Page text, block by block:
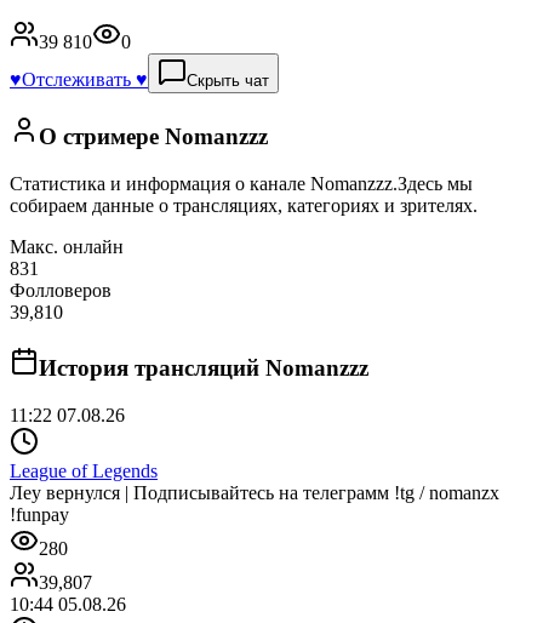
39 810
0
♥️Отслеживать ♥️ Скрыть чат
О стримере Nomanzzz
Статистика и информация о канале Nomanzzz.Здесь мы
собираем данные о трансляциях, категориях и зрителях.
Макс. онлайн
831
Фолловеров
39,810
История трансляций Nomanzzz
11:22 07.08.26
League of Legends
Леу вернулся | Подписывайтесь на телеграмм !tg / nomanzx
!funpay
280
39,807
10:44 05.08.26